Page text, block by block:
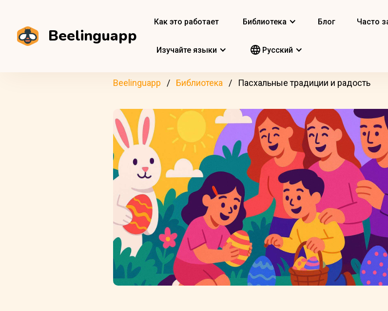
Beelinguapp
Как это работает Библиотека Блог Часто
Изучайте языки Pусский
Beelinguapp Библиотека Пасхальные традиции и радость